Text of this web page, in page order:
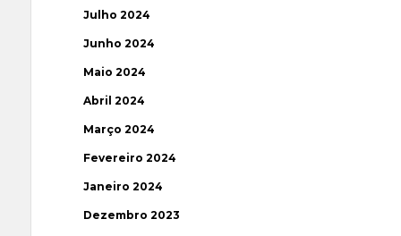
Julho 2024
Junho 2024
Maio 2024
Abril 2024
Março 2024
Fevereiro 2024
Janeiro 2024
Dezembro 2023